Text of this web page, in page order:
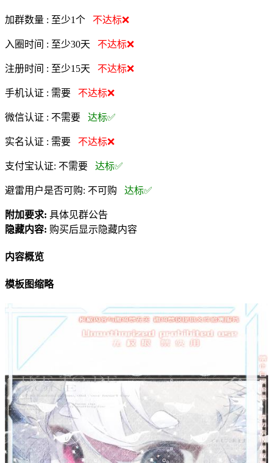
加群数量 : 至少1个 不达标❌
入圈时间 : 至少30天 不达标❌
注册时间 : 至少15天 不达标❌
手机认证 : 需要 不达标❌
微信认证 : 不需要 达标✅
实名认证 : 需要 不达标❌
支付宝认证: 不需要 达标✅
避雷用户是否可购: 不可购 达标✅
附加要求: 具体见群公告
隐藏内容: 购买后显示隐藏内容
内容概览
模板图缩略